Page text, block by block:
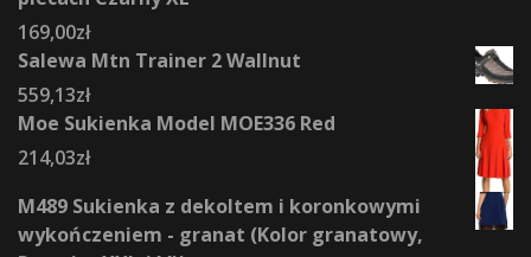
169,00zł
Salewa Mtn Trainer 2 Wallnut
559,13zł
Moe Sukienka Model MOE336 Red
214,03zł
M489 Sukienka z dekoltem i koronkowymi
wykończeniem - granat (Kolor granatowy,